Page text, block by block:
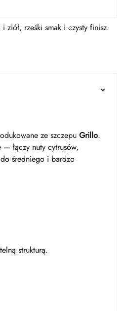
rześki smak i czysty finisz.
ze szczepu Grillo.
łączy nuty cytrusów,
średniego i bardzo
strukturą.